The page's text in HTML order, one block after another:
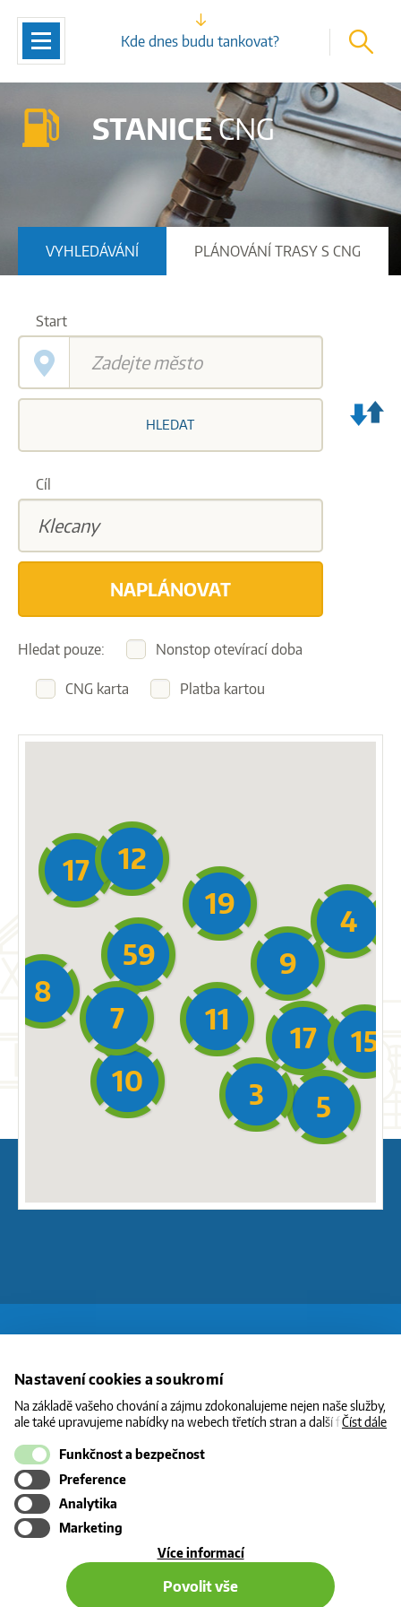
Nastavení cookies a soukromí
Na základě vašeho chování a zájmu zdokonalujeme nejen naše služby,
ale také upravujeme nabídky na webech třetích stran a další formy
souhlasu. Svoje nastavení můžete kdykoliv změnit v zápatí stránky v
„Nastavení soukromí". Více informací o tom, jak se soubory cookies a
osobními údaji pracujeme, včetně možností uplatnění vašich práv,
naleznete na webové stránce v sekci
Číst dále
Funkčnost a bezpečnost
Preference
Analytika
Marketing
Více informacío
Povolit vše
Kde dnes budu tankovat? vyhledat
Navigace
STANICECNG
VYHLEDÁVÁNÍ PLÁNOVÁNÍ TRASY S CNG
Start
HLEDAT
Cíl
NAPLÁNOVAT
Hledat pouze: Nonstop otevírací doba
CNG karta Platba kartou
17
59
5
17 12
9
10
11
19
4
15
8
7
3
CENY
INFORMACE
KONTAKT